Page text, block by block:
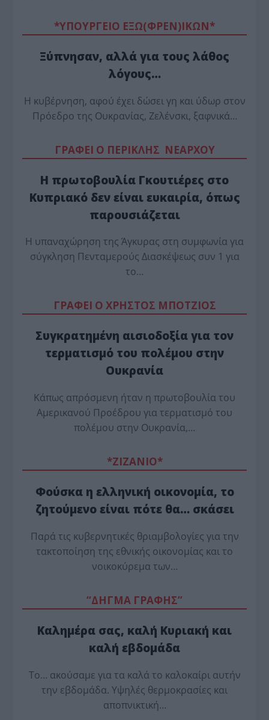
*ΥΠΟΥΡΓΕΙΟ ΕΞΩ(ΦΡΕΝ)ΙΚΩΝ*
Ξύπνησαν, αλλά για τους λάθος
λόγους…
Η κυβέρνηση, αφού έχει δώσει γη και ύδωρ στον
Πρόεδρο της Ουκρανίας, Ζελένσκι, ξαφνικά…
ΓΡΑΦΕΙ Ο ΠΕΡΙΚΛΗΣ ΝΕΑΡΧΟΥ
Η πρωτοβουλία Γκουτιέρες στο
Κυπριακό δεν είναι ευκαιρία, όπως
παρουσιάζεται
Η υπαναχώρηση της Άγκυρας στη συμφωνία για
σύγκληση Πενταμερούς Διασκέψεως συν 1 για
το…
ΓΡΑΦΕΙ Ο ΧΡΗΣΤΟΣ ΜΠΟΤΖΙΟΣ
Συγκρατημένη αισιοδοξία για τον
τερματισμό του πολέμου στην
Ουκρανία
Κάπως απρόσμενη ήταν η πρωτοβουλία του
Αμερικανού Προέδρου για τερματισμό του
πολέμου στην Ουκρανία,…
*ZΙΖΑΝΙΟ*
Φούσκα η ελληνική οικονομία, το
ζητούμενο είναι πότε θα… σκάσει
Παρά τις κυβερνητικές θριαμβολογίες για την
τακτοποίηση της εθνικής οικονομίας και το
νοικοκύρεμα των…
“ΔΗΓΜΑ ΓΡΑΦΗΣ”
Καλημέρα σας, καλή Κυριακή και
καλή εβδομάδα
Το… ακούσαμε για τα καλά το καλοκαίρι αυτήν
την εβδομάδα. Υψηλές θερμοκρασίες και
αποπνικτική…